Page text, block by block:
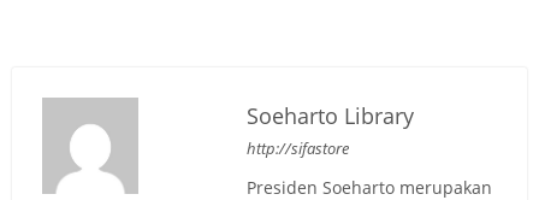
Soeharto Library
http://sifastore
Presiden Soeharto merupakan